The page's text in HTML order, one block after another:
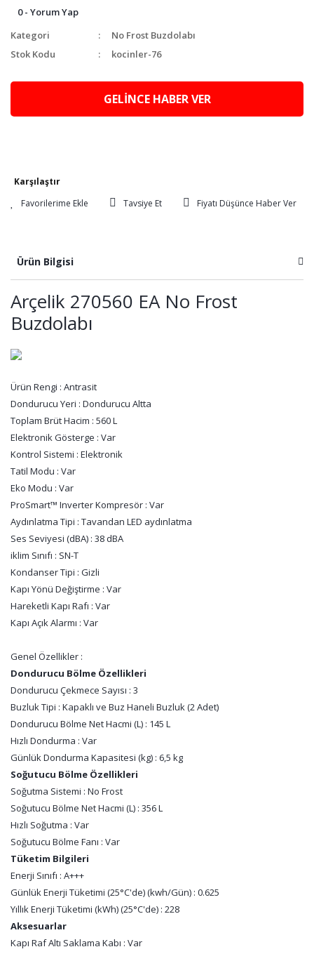
0 - Yorum Yap
Kategori
No Frost Buzdolabı
Stok Kodu
kocinler-76
GELİNCE HABER VER
Karşılaştır
Tavsiye Et
Fiyatı Düşünce Haber Ver
Ürün Bilgisi
Arçelik 270560 EA No Frost
Buzdolabı
Ürün Rengi : Antrasit
Dondurucu Yeri : Dondurucu Altta
Toplam Brüt Hacim : 560 L
Elektronik Gösterge : Var
Kontrol Sistemi : Elektronik
Tatil Modu : Var
Eko Modu : Var
ProSmart™ Inverter Kompresör : Var
Aydınlatma Tipi : Tavandan LED aydınlatma
Ses Seviyesi (dBA) : 38 dBA
iklim Sınıfı : SN-T
Kondanser Tipi : Gizli
Kapı Yönü Değiştirme : Var
Hareketli Kapı Rafı : Var
Kapı Açık Alarmı : Var
Genel Özellikler :
Dondurucu Bölme Özellikleri
Dondurucu Çekmece Sayısı : 3
Buzluk Tipi : Kapaklı ve Buz Haneli Buzluk (2 Adet)
Dondurucu Bölme Net Hacmi (L) : 145 L
Hızlı Dondurma : Var
Günlük Dondurma Kapasitesi (kg) : 6,5 kg
Soğutucu Bölme Özellikleri
Soğutma Sistemi : No Frost
Soğutucu Bölme Net Hacmi (L) : 356 L
Hızlı Soğutma : Var
Soğutucu Bölme Fanı : Var
Tüketim Bilgileri
Enerji Sınıfı : A+++
Günlük Enerji Tüketimi (25°C'de) (kwh/Gün) : 0.625
Yıllık Enerji Tüketimi (kWh) (25°C'de) : 228
Aksesuarlar
Kapı Raf Altı Saklama Kabı : Var